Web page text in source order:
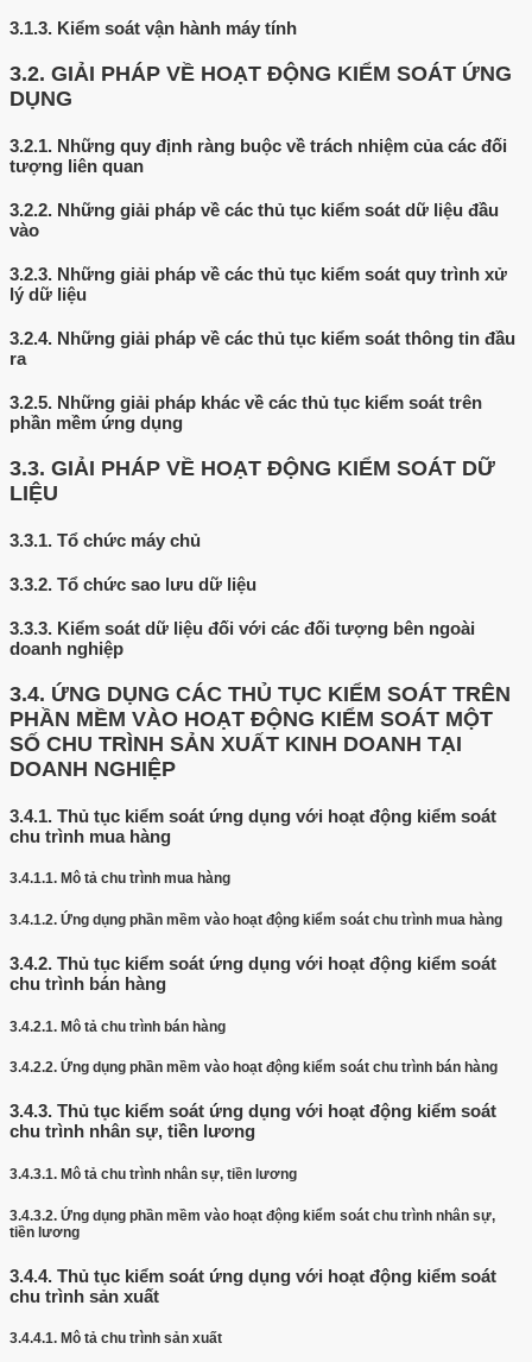
3.1.3. Kiểm soát vận hành máy tính
3.2. GIẢI PHÁP VỀ HOẠT ĐỘNG KIỂM SOÁT ỨNG
DỤNG
3.2.1. Những quy định ràng buộc về trách nhiệm của các đối
tượng liên quan
3.2.2. Những giải pháp về các thủ tục kiểm soát dữ liệu đầu
vào
3.2.3. Những giải pháp về các thủ tục kiểm soát quy trình xử
lý dữ liệu
3.2.4. Những giải pháp về các thủ tục kiểm soát thông tin đầu
ra
3.2.5. Những giải pháp khác về các thủ tục kiểm soát trên
phần mềm ứng dụng
3.3. GIẢI PHÁP VỀ HOẠT ĐỘNG KIỂM SOÁT DỮ
LIỆU
3.3.1. Tổ chức máy chủ
3.3.2. Tổ chức sao lưu dữ liệu
3.3.3. Kiểm soát dữ liệu đối với các đối tượng bên ngoài
doanh nghiệp
3.4. ỨNG DỤNG CÁC THỦ TỤC KIỂM SOÁT TRÊN
PHẦN MỀM VÀO HOẠT ĐỘNG KIỂM SOÁT MỘT
SỐ CHU TRÌNH SẢN XUẤT KINH DOANH TẠI
DOANH NGHIỆP
3.4.1. Thủ tục kiểm soát ứng dụng với hoạt động kiểm soát
chu trình mua hàng
3.4.1.1. Mô tả chu trình mua hàng
3.4.1.2. Ứng dụng phần mềm vào hoạt động kiểm soát chu trình mua hàng
3.4.2. Thủ tục kiểm soát ứng dụng với hoạt động kiểm soát
chu trình bán hàng
3.4.2.1. Mô tả chu trình bán hàng
3.4.2.2. Ứng dụng phần mềm vào hoạt động kiểm soát chu trình bán hàng
3.4.3. Thủ tục kiểm soát ứng dụng với hoạt động kiểm soát
chu trình nhân sự, tiền lương
3.4.3.1. Mô tả chu trình nhân sự, tiền lương
3.4.3.2. Ứng dụng phần mềm vào hoạt động kiểm soát chu trình nhân sự,
tiền lương
3.4.4. Thủ tục kiểm soát ứng dụng với hoạt động kiểm soát
chu trình sản xuất
3.4.4.1. Mô tả chu trình sản xuất